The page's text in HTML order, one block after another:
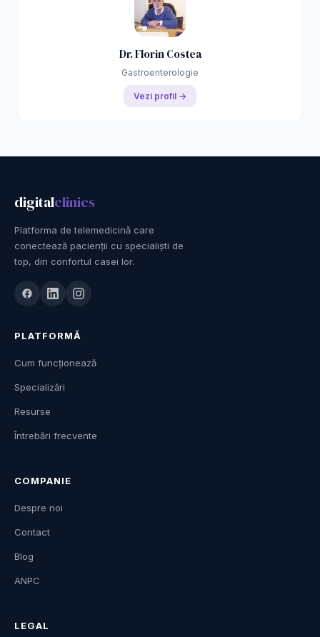
Dr. Florin Costea
Gastroenterologie
Vezi profil →
digitalclinics
Platforma de telemedicină care
conectează pacienții cu specialiști de
top, din confortul casei lor.
PLATFORMĂ
Cum funcționează
Specializări
Resurse
Întrebări frecvente
COMPANIE
Despre noi
Contact
Blog
ANPC
LEGAL